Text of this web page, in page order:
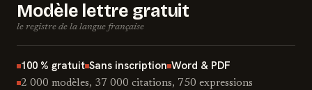
Modèle lettre gratuit
le registre de la langue française
100 % gratuit Sans inscription Word & PDF
2 000 modèles, 37 000 citations, 750 expressions